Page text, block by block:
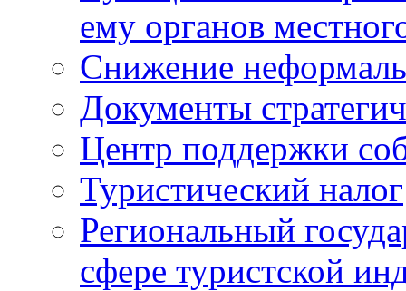
ему органов
Снижение
Документы
Центр поддержки
Туристический налог
Региональный
сфере туристской